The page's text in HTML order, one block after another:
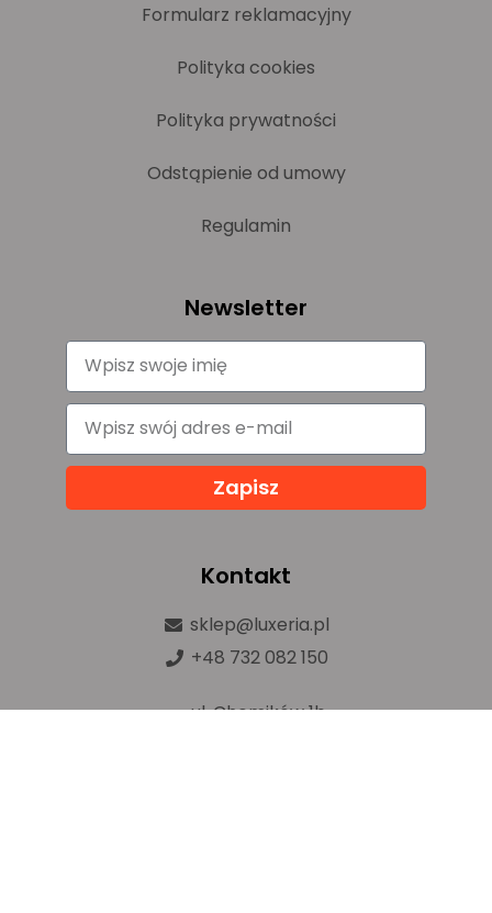
Formularz reklamacyjny
Polityka cookies
Polityka prywatności
Odstąpienie od umowy
Regulamin
Newsletter
Zapisz
Kontakt
sklep@luxeria.pl
+48 732 082 150
ul. Chemików 1b,